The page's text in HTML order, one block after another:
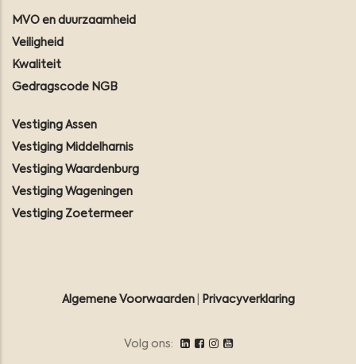
MVO en duurzaamheid
Veiligheid
Kwaliteit
Gedragscode NGB
Vestiging Assen
Vestiging Middelharnis
Vestiging Waardenburg
Vestiging Wageningen
Vestiging Zoetermeer
Algemene Voorwaarden| Privacyverklaring
Volg ons: